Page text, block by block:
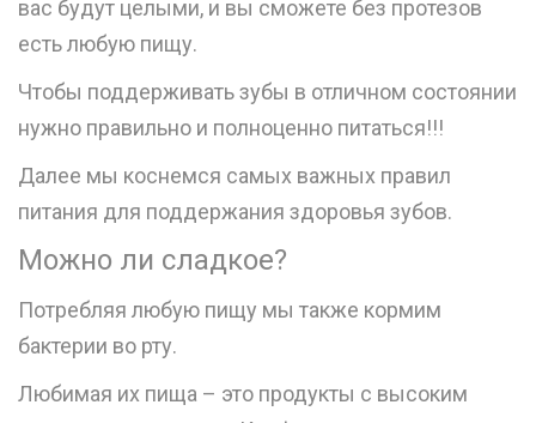
вас будут целыми, и вы сможете без протезов
есть любую пищу.
Чтобы поддерживать зубы в отличном состоянии
нужно правильно и полноценно питаться!!!
Далее мы коснемся самых важных правил
питания для поддержания здоровья зубов.
Можно ли сладкое?
Потребляя любую пищу мы также кормим
бактерии во рту.
Любимая их пища – это продукты с высоким